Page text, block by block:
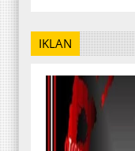
IKLAN